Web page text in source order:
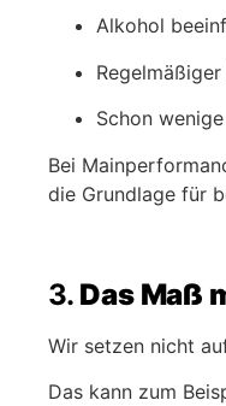
Alkohol
Schon
Bei
die Grundlage für
3. Das Maß
Wir setzen nicht
Das kann zum